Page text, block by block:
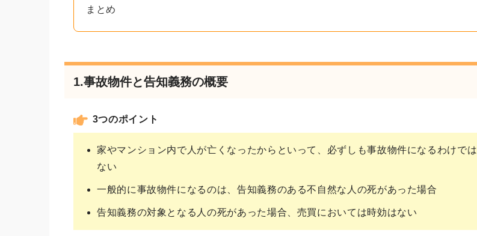
まとめ
1.事故物件と告知義務の概要
3つのポイント
家やマンション内で人が亡くなったからといって、必ずしも事故物件になるわけでは
ない
一般的に事故物件になるのは、告知義務のある不自然な人の死があった場合
告知義務の対象となる人の死があった場合、売買においては時効はない